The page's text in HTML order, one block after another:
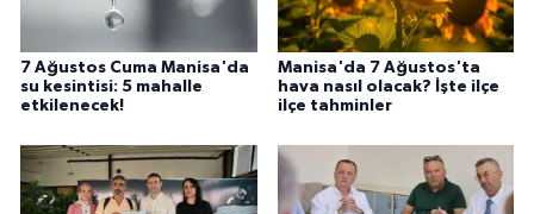
7 Ağustos Cuma Manisa'da
su kesintisi: 5 mahalle
etkilenecek!
Manisa'da 7 Ağustos'ta
hava nasıl olacak? İşte ilçe
ilçe tahminler